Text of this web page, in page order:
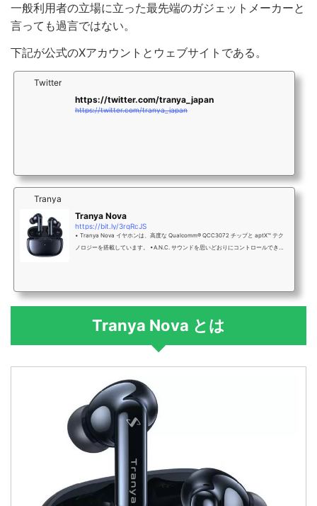
一般利用者の立場に立った最先端のガジェットメーカーと
言っても過言ではない。
下記が公式のXアカウントとウェブサイトである。
Twitter
https://twitter.com/tranya_japan
https://twitter.com/tranya_japan
Tranya
Tranya Nova
https://bit.ly/3rqRcJS
• Tranya Nova イヤホンは、高度な Qualcomm® QCC3072 チップと aptX™ テク
ノロジーを搭載しています。 •A.N.C. サウンドを思いどおりにコントロールできま
すると、すぐに戦場の音に浸ることができます。 • ワイ...
Tranya Nova とは